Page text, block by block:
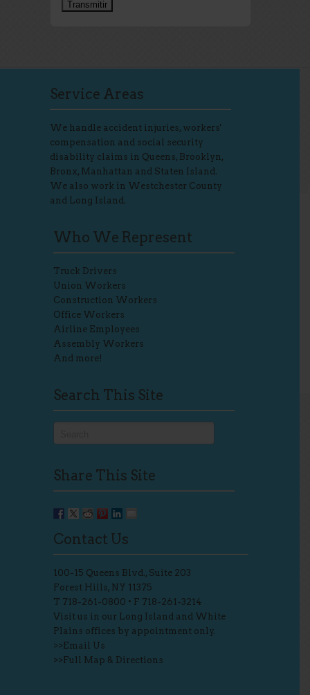
Transmitir
Service Areas
We handle accident injuries, workers'
compensation and social security
disability claims in Queens, Brooklyn,
Bronx, Manhattan and Staten Island.
We also work in Westchester County
and Long Island.
Who We Represent
Truck Drivers
Union Workers
Construction Workers
Office Workers
Airline Employees
Assembly Workers
And more!
Search This Site
Share This Site
Contact Us
100-15 Queens Blvd., Suite 203
Forest Hills, NY 11375
T 718-261-0800 • F 718-261-3214
Visit us in our Long Island and White
Plains offices by appointment only.
>>Email Us
>>Full Map & Directions